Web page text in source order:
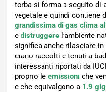
torba si forma a seguito di
vegetale e quindi contiene
grandissima di gas clima
e distruggere l’ambiente
significa anche rilasciare
erano raccolti e tenuti a
interessanti riportati da
proprio le emissioni che
e che equivalgono a 1.9